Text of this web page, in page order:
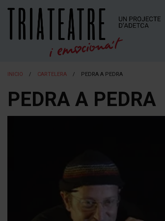
INICIO CARTELERA PEDRA A PEDRA
PEDRA A PEDRA